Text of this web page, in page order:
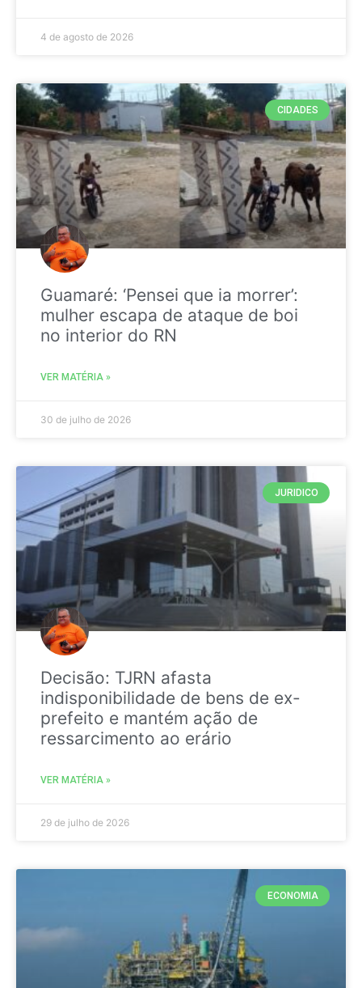
4 de agosto de 2026
CIDADES
Guamaré: ‘Pensei que ia morrer’:
mulher escapa de ataque de boi
no interior do RN
VER MATÉRIA »
30 de julho de 2026
JURIDICO
Decisão: TJRN afasta
indisponibilidade de bens de ex-
prefeito e mantém ação de
ressarcimento ao erário
VER MATÉRIA »
29 de julho de 2026
ECONOMIA